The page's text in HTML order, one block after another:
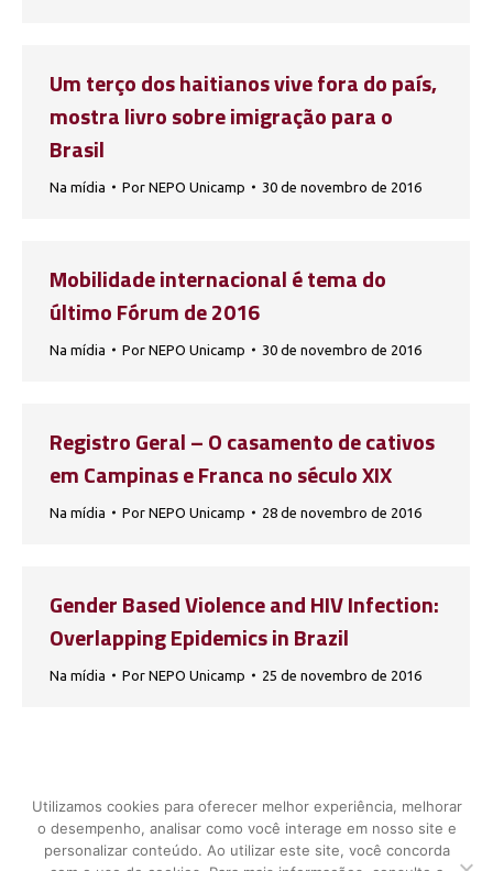
Um terço dos haitianos vive fora do país,
mostra livro sobre imigração para o
Brasil
Na mídia Por NEPO Unicamp 30 de novembro de 2016
Mobilidade internacional é tema do
último Fórum de 2016
Na mídia Por NEPO Unicamp 30 de novembro de 2016
Registro Geral – O casamento de cativos
em Campinas e Franca no século XIX
Na mídia Por NEPO Unicamp 28 de novembro de 2016
Gender Based Violence and HIV Infection:
Overlapping Epidemics in Brazil
Na mídia Por NEPO Unicamp 25 de novembro de 2016
34
Utilizamos cookies para oferecer melhor experiência, melhorar
o desempenho, analisar como você interage em nosso site e
personalizar conteúdo. Ao utilizar este site, você concorda